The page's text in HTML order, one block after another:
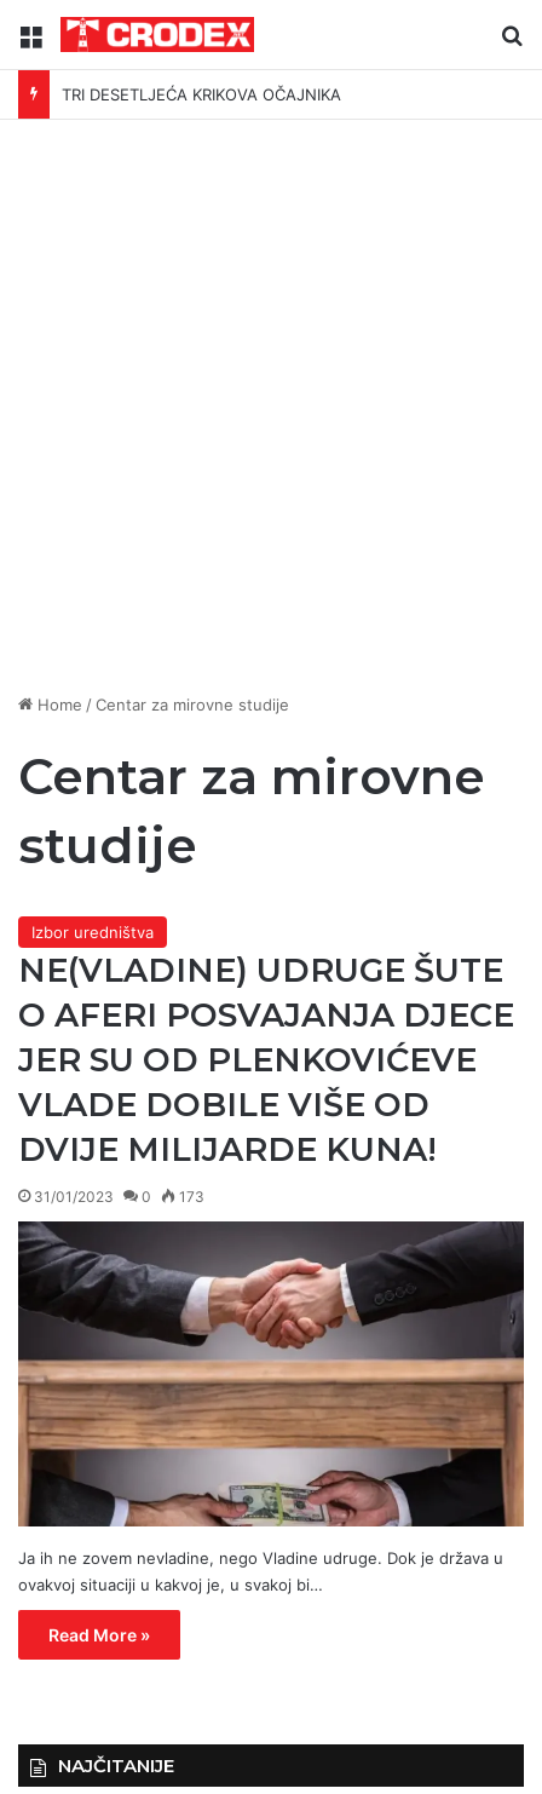
Menu
TRI DESETLJEĆA KRIKOVA OČAJNIKA
Home /Centar za mirovne studije
Centar za mirovne
studije
Izbor uredništva
NE(VLADINE) UDRUGE ŠUTE
O AFERI POSVAJANJA DJECE
JER SU OD PLENKOVIĆEVE
VLADE DOBILE VIŠE OD
DVIJE MILIJARDE KUNA!
31/01/2023 0 173
Ja ih ne zovem nevladine, nego Vladine udruge. Dok je država u
ovakvoj situaciji u kakvoj je, u svakoj bi…
Read More »
NAJČITANIJE